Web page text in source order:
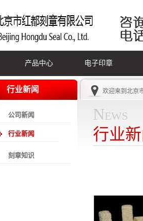
产品中心 电子印章
行业新闻
公司新闻
行业新闻
刻章知识
欢迎来到 北京
News
行业